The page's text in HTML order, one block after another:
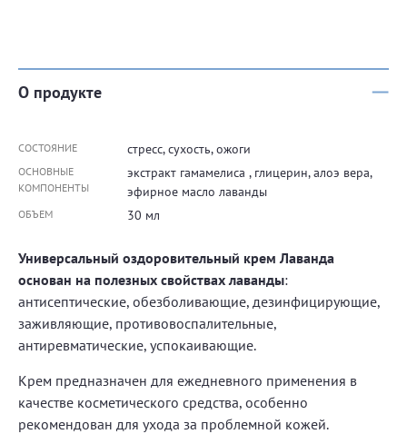
О продукте
СОСТОЯНИЕ стресс, сухость, ожоги
ОСНОВНЫЕ
КОМПОНЕНТЫ
экстракт гамамелиса , глицерин, алоэ вера,
эфирное масло лаванды
ОБЪЕМ 30 мл
Универсальный оздоровительный крем Лаванда
основан на полезных свойствах лаванды:
антисептические, обезболивающие, дезинфицирующие,
заживляющие, противовоспалительные,
антиревматические, успокаивающие.
Крем предназначен для ежедневного применения в
качестве косметического средства, особенно
рекомендован для ухода за проблемной кожей.